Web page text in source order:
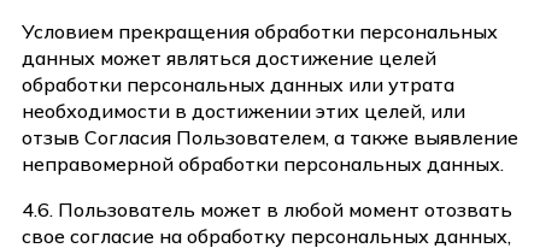
Условием прекращения обработки персональных
данных может являться достижение целей
обработки персональных данных или утрата
необходимости в достижении этих целей, или
отзыв Согласия Пользователем, а также выявление
неправомерной обработки персональных данных.
4.6. Пользователь может в любой момент отозвать
свое согласие на обработку персональных данных,